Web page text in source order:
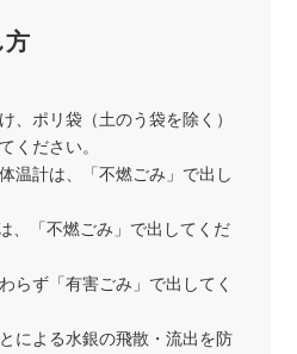
方
、ポリ袋（土のう袋を除く）
ください。
温計は、「不燃ごみ」で出し
、「不燃ごみ」で出してくだ
らず「有害ごみ」で出してく
による水銀の飛散・流出を防